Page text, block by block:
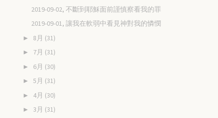
2019-09-02, 不斷到耶穌面前謹慎察看我的罪
2019-09-01, 讓我在軟弱中看見神對我的憐憫
► 8月 (31)
► 7月 (31)
► 6月 (30)
► 5月 (31)
► 4月 (30)
► 3月 (31)